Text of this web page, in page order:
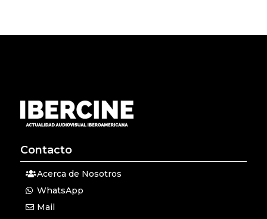
Contacto
Acerca de Nosotros
WhatsApp
Mail